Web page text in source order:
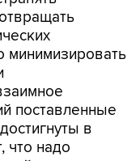
поставленные
в
что надо
реализации
Пашинян.